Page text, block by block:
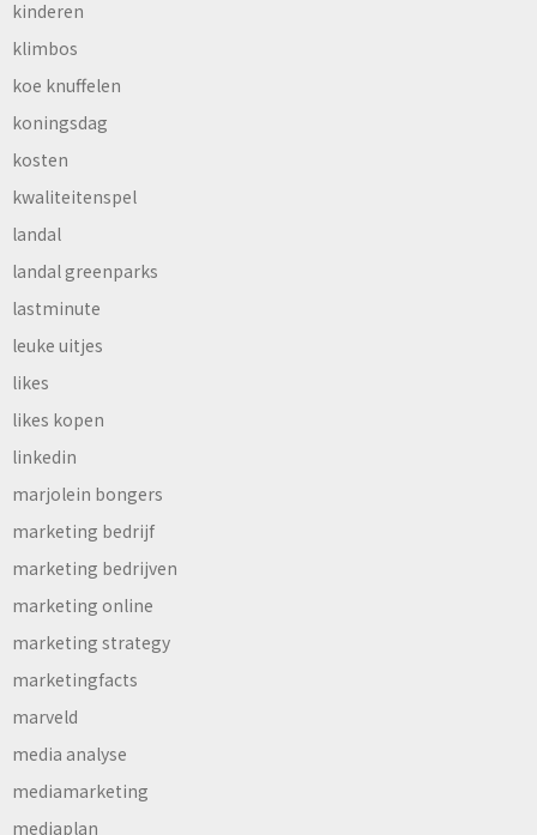
kinderen
klimbos
koe knuffelen
koningsdag
kosten
kwaliteitenspel
landal
landal greenparks
lastminute
leuke uitjes
likes
likes kopen
linkedin
marjolein bongers
marketing bedrijf
marketing bedrijven
marketing online
marketing strategy
marketingfacts
marveld
media analyse
mediamarketing
mediaplan